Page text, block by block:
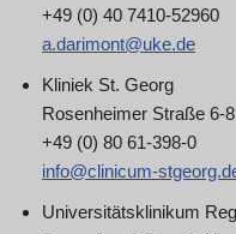
+49 (0) 40 7410-52960
a.darimont@uke.de
Kliniek St. Georg
Rosenheimer Straße 6-
+49 (0) 80 61-398-0
info@clinicum-
Universitätsklinikum